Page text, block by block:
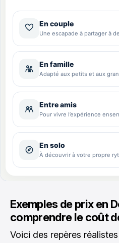
Exemples de prix en
comprendre le coût
Voici des repères